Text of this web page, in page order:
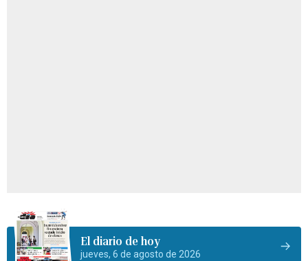
El diario de hoy
jueves, 6 de agosto de 2026